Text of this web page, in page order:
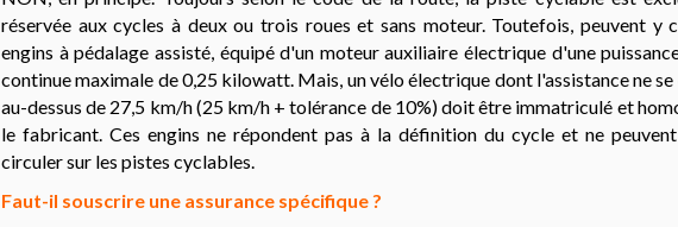
réservée aux cycles à deux ou trois roues et sans moteur. Toutefois, peuvent y
engins à pédalage assisté, équipé d'un moteur auxiliaire électrique d'une
continue maximale de 0,25 kilowatt. Mais, un vélo électrique dont l'assistance ne se
au-dessus de 27,5 km/h (25 km/h + tolérance de 10%) doit être immatriculé et
le fabricant. Ces engins ne répondent pas à la définition du cycle et ne
circuler sur les pistes cyclables.
Faut-il souscrire une assurance spécifique ?